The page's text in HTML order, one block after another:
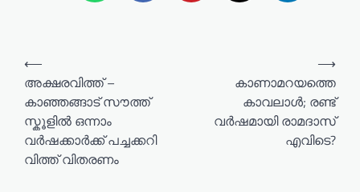
P⟵
അക്ഷരവിത്ത് –
കാഞ്ഞങ്ങാട് സൗത്ത്
സ്കൂളിൽ ഒന്നാം
വർഷക്കാർക്ക് പച്ചക്കറി
വിത്ത് വിതരണം
കാണാമറയത്തെ
കാവലാൾ; രണ്ട്
വർഷമായി രാമദാസ്
എവിടെ?
⟶